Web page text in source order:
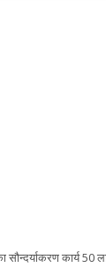
कार्य 50